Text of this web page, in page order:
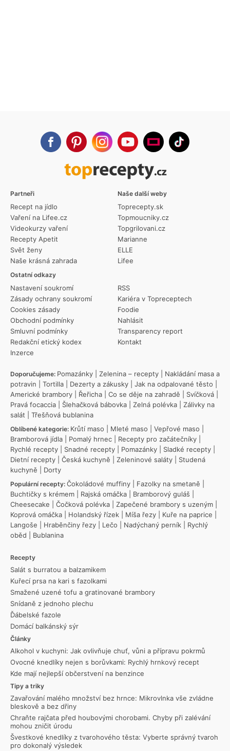
Partneři
Recept na jídlo
Vaření na Lifee.cz
Videokurzy vaření
Recepty Apetit
Svět ženy
Naše krásná zahrada
Ostatní odkazy
Nastavení soukromí
Zásady ochrany soukromí
Cookies zásady
Obchodní podmínky
Smluvní podmínky
Redakční etický kodex
Inzerce
RSS
Kariéra v Topreceptech
Foodie
Nahlásit
Transparency report
Kontakt
Naše další weby
Toprecepty.sk
Topmoucniky.cz
Topgrilovani.cz
Marianne
ELLE
Lifee
Doporučujeme: Pomazánky Zelenina – recepty
Nakládání masa a
potravin
Tortilla Dezerty a zákusky Jak na odpalované těsto
Americké brambory
Řeřicha Co se děje na zahradě Svíčková
Pravá focaccia
Šlehačková bábovka Zelná polévka
Zálivky na
salát
Třešňová bublanina
Oblíbené kategorie: Krůtí maso Mleté maso Vepřové maso
Bramborová jídla
Pomalý hrnec Recepty pro začátečníky
Rychlé recepty
Snadné recepty Pomazánky Sladké recepty
Dietní recepty
Česká kuchyně Zeleninové saláty
Studená
kuchyně
Dorty
Populární recepty: Čokoládové muffiny Fazolky na smetaně
Buchtičky s krémem
Rajská omáčka Bramborový guláš
Cheesecake
Čočková polévka Zapečené brambory s uzeným
Koprová omáčka
Holandský řízek Míša řezy Kuře na paprice
Langoše
Hraběnčiny řezy Lečo Nadýchaný perník
Rychlý
oběd
Bublanina
Recepty
Salát s burratou a balzamikem
Kuřecí prsa na kari s fazolkami
Smažené uzené tofu a gratinované brambory
Snídaně z jednoho plechu
Ďábelské fazole
Domácí balkánský sýr
Články
Alkohol v kuchyni: Jak ovlivňuje chuť, vůni a přípravu pokrmů
Ovocné knedlíky nejen s borůvkami: Rychlý hrnkový recept
Kde mají nejlepší občerstvení na benzince
Tipy a triky
Zavařování malého množství bez hrnce: Mikrovlnka vše zvládne
bleskově a bez dřiny
Chraňte rajčata před houbovými chorobami. Chyby při zalévání
mohou zničit úrodu
Švestkové knedlíky z tvarohového těsta: Vyberte správný tvaroh
pro dokonalý výsledek